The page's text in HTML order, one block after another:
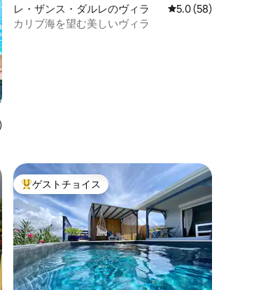
件、5つ星中4.89つ星の平均評価
レ・ザンス・ダルレのヴィラ レビュー58件、5つ
5.0 (58)
カリブ海を望む美しいヴィラ
大好評のゲストチョイスです。
ゲストチョイス